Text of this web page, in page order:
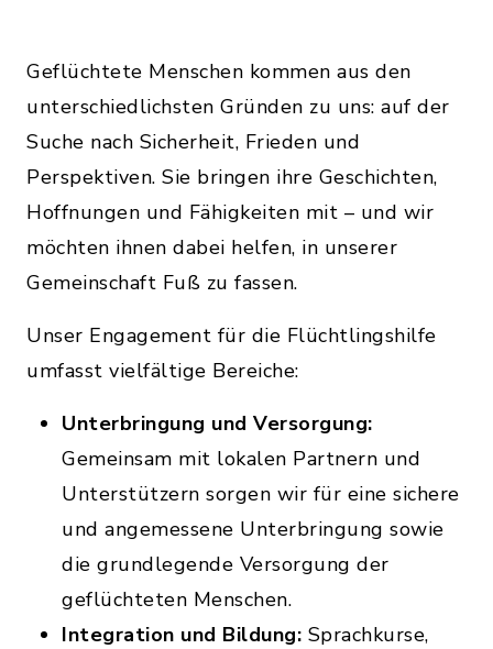
Geflüchtete Menschen kommen aus den
unterschiedlichsten Gründen zu uns: auf der
Suche nach Sicherheit, Frieden und
Perspektiven. Sie bringen ihre Geschichten,
Hoffnungen und Fähigkeiten mit – und wir
möchten ihnen dabei helfen, in unserer
Gemeinschaft Fuß zu fassen.
Unser Engagement für die Flüchtlingshilfe
umfasst vielfältige Bereiche:
Unterbringung und Versorgung:
Gemeinsam mit lokalen Partnern und
Unterstützern sorgen wir für eine sichere
und angemessene Unterbringung sowie
die grundlegende Versorgung der
geflüchteten Menschen.
Integration und Bildung: Sprachkurse,